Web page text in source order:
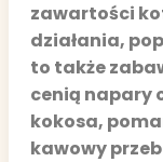
zawartości
działania,
to także
cenią napary
kokosa,
kawowy